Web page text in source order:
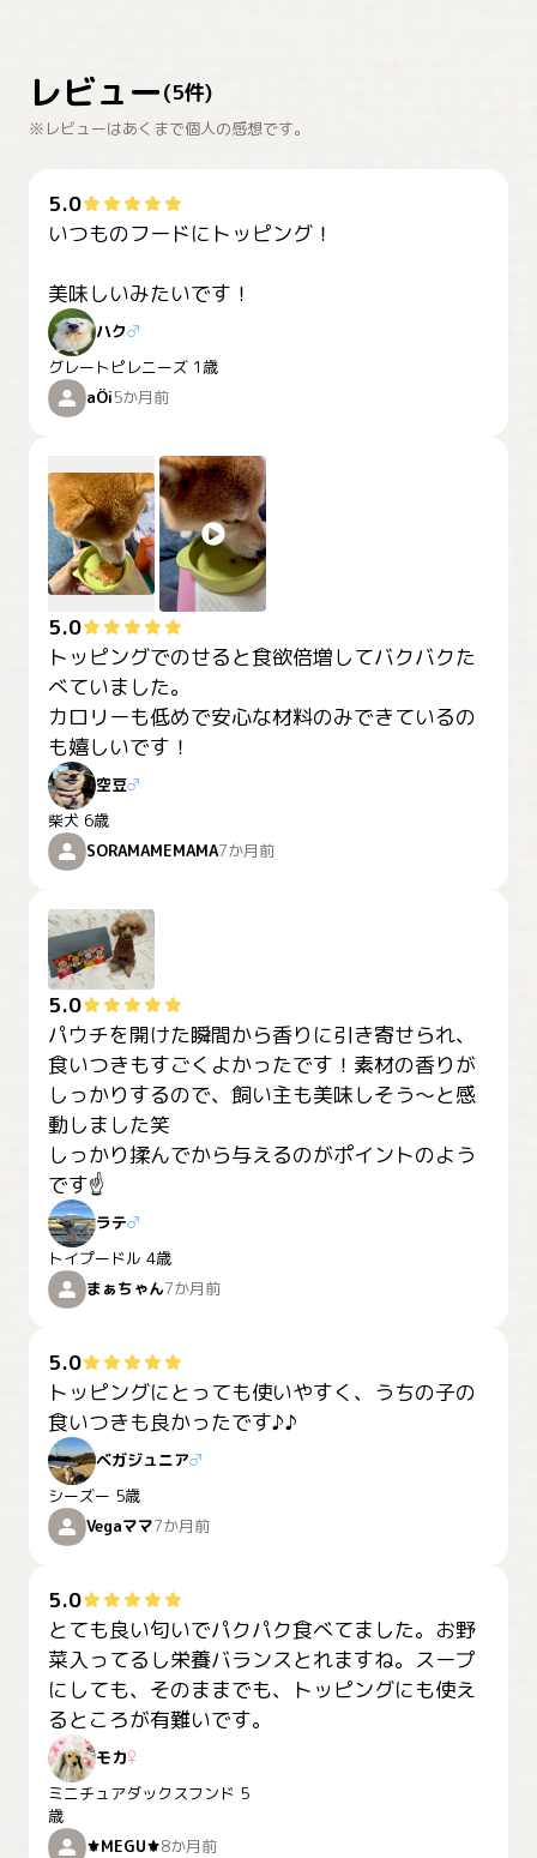
レビュー(5件)
※レビューはあくまで個人の感想です。
5.0
いつものフードにトッピング！
美味しいみたいです！
ハク♂
グレートピレニーズ 1歳
aÖi5か月前
5.0
トッピングでのせると食欲倍増してバクバクた
べていました。
カロリーも低めで安心な材料のみできているの
も嬉しいです！
空豆♂
柴犬 6歳
SORAMAMEMAMA7か月前
5.0
パウチを開けた瞬間から香りに引き寄せられ、
食いつきもすごくよかったです！素材の香りが
しっかりするので、飼い主も美味しそう〜と感
動しました笑
しっかり揉んでから与えるのがポイントのよう
です☝️
ラテ♂
トイプードル 4歳
まぁちゃん7か月前
5.0
トッピングにとっても使いやすく、うちの子の
食いつきも良かったです♪♪
ベガジュニア♂
シーズー 5歳
Vegaママ7か月前
5.0
とても良い匂いでパクパク食べてました。お野
菜入ってるし栄養バランスとれますね。スープ
にしても、そのままでも、トッピングにも使え
るところが有難いです。
モカ♀
ミニチュアダックスフンド 5
歳
⚜️MEGU⚜️8か月前